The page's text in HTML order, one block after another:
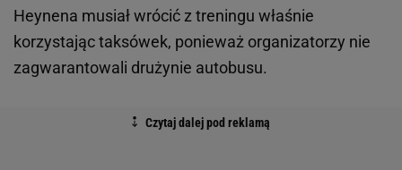
Heynena musiał wrócić z treningu właśnie
korzystając taksówek, ponieważ organizatorzy nie
zagwarantowali drużynie autobusu.